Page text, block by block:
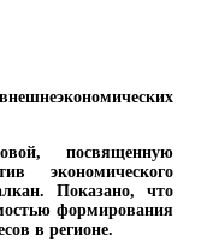
посвященную
экономического
Показано, что
формирования
в регионе.